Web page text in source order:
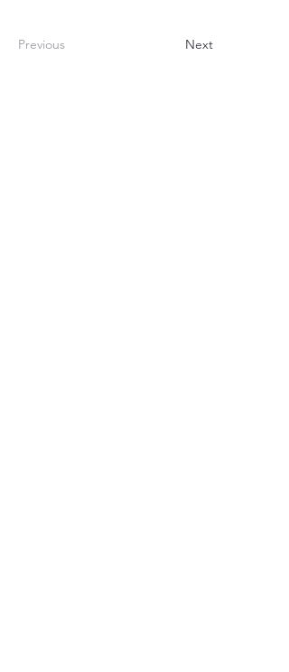
Previous Next